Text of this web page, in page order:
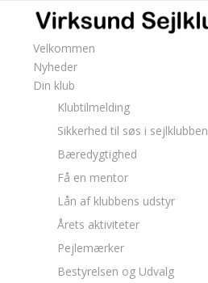
Velkommen
Nyheder
Din klub
Klubtilmelding
Sikkerhed til søs i sejlklubben
Bæredygtighed
Få en mentor
Lån af klubbens udstyr
Årets aktiviteter
Pejlemærker
Bestyrelsen og Udvalg